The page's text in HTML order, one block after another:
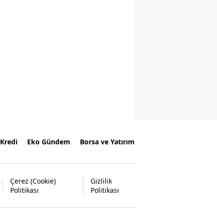
Kredi Eko Gündem Borsa ve Yatırım
Çerez (Cookie)
Politikası
Gizlilik
Politikası